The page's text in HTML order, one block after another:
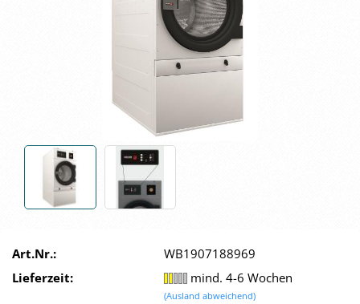
Art.Nr.:
WB1907188969
Lieferzeit:
mind. 4-6 Wochen
(Ausland abweichend)